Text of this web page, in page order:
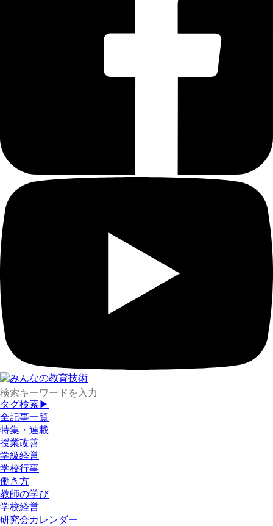
タグ検索▶
全記事一覧
特集・連載
授業改善
学級経営
学校行事
働き方
教師の学び
学校経営
研究会カレンダー